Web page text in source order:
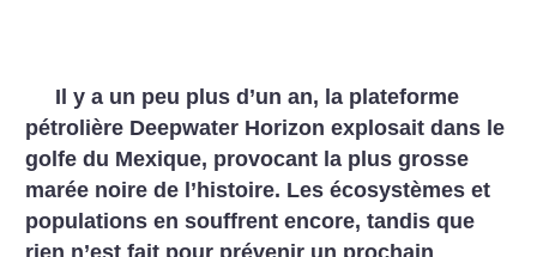
Il y a un peu plus d’un an, la plateforme
pétrolière Deepwater Horizon explosait dans le
golfe du Mexique, provocant la plus grosse
marée noire de l’histoire. Les écosystèmes et
populations en souffrent encore, tandis que
rien n’est fait pour prévenir un prochain